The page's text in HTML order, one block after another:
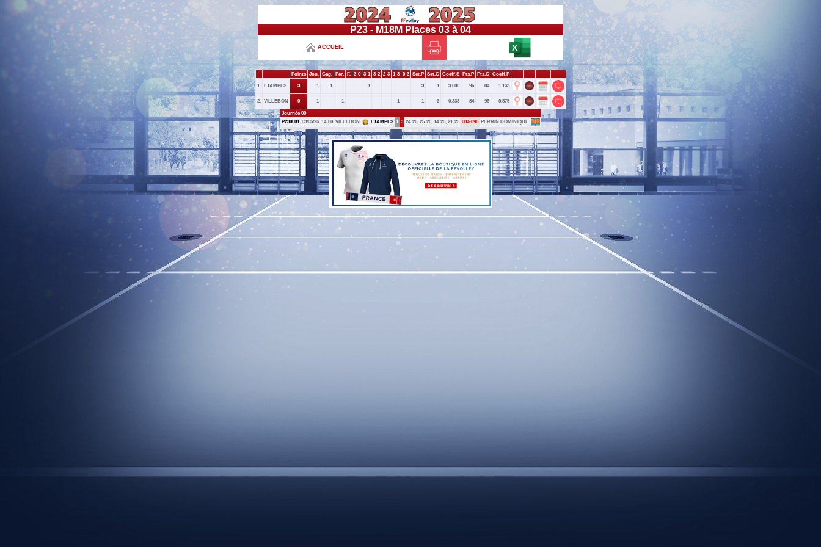
P23 - M18M Places 03 à 04
ACCUEIL
Points Jou. Gag. Per. F. 3-0 3-1 3-2 2-3 1-3 0-3 Set.P Set.C Coeff.S Pts.P Pts.C Coeff.P
1. ETAMPES 3 1 1 1 3 1 3.000 96 84 1.143
2. VILLEBON 0 1 1 1 1 3 0.333 84 96 0.875
Journée 00
P230001 03/05/25 14:00 VILLEBON ETAMPES 1 3 24:26, 25:20, 14:25, 21:25 084-096 PERRIN DOMINIQUE